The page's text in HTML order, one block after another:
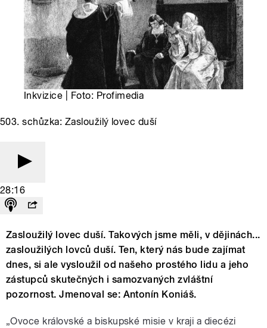
Inkvizice | Foto: Profimedia
503. schůzka: Zasloužilý lovec duší
28:16
Zasloužilý lovec duší. Takových jsme měli, v dějinách...
zasloužilých lovců duší. Ten, který nás bude zajímat
dnes, si ale vysloužil od našeho prostého lidu a jeho
zástupců skutečných i samozvaných zvláštní
pozornost. Jmenoval se: Antonín Koniáš.
„Ovoce královské a biskupské misie v kraji a diecézi